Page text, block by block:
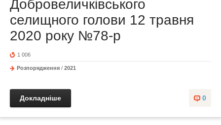
Добровеличківського
селищного голови 12 травня
2020 року №78-р
1 006
Розпорядження / 2021
0
Докладніше